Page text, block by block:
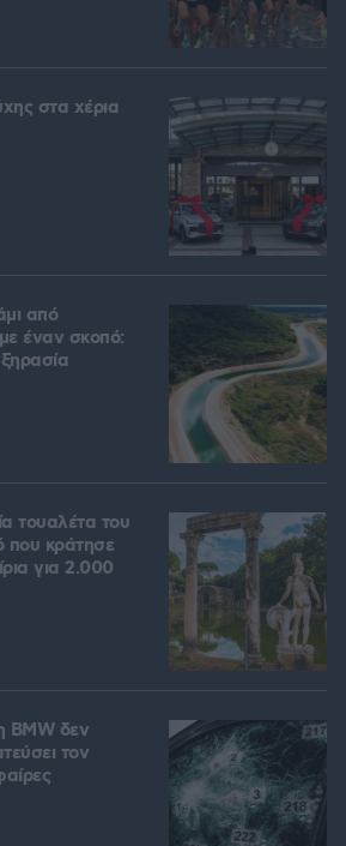
στα χέρια
από
έναν σκοπό:
τουαλέτα του
που κράτησε
για 2.000
BMW δεν
τον